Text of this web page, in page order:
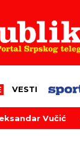
VESTI
Vučić